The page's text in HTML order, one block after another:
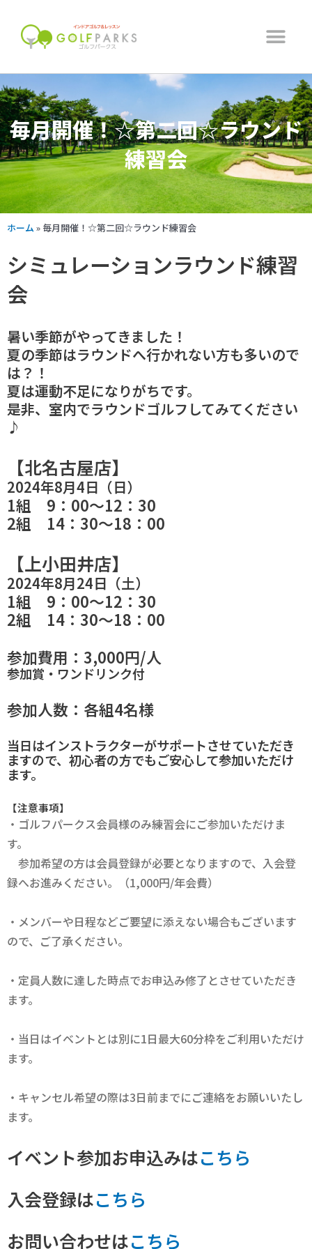
ッ
プ
メ
ニ
ー
毎月開催！☆第二回☆ラウンド
練習会
ホーム » 毎月開催！☆第二回☆ラウンド練習会
シミュレーションラウンド練習
会
暑い季節がやってきました！
夏の季節はラウンドへ行かれない方も多いので
は？！
夏は運動不足になりがちです。
是非、室内でラウンドゴルフしてみてください
♪
【北名古屋店】
2024年8月4日（日）
1組 9：00～12：30
2組 14：30～18：00
【上小田井店】
2024年8月24日（土）
1組 9：00～12：30
2組 14：30～18：00
参加費用：3,000円/人
参加賞・ワンドリンク付
参加人数：各組4名様
当日はインストラクターがサポートさせていただき
ますので、初心者の方でもご安心して参加いただけ
ます。
【注意事項】
・ゴルフパークス会員様のみ練習会にご参加いただけま
す。
参加希望の方は会員登録が必要となりますので、入会登
録へお進みください。（1,000円/年会費）
・メンバーや日程などご要望に添えない場合もございます
ので、ご了承ください。
・定員人数に達した時点でお申込み修了とさせていただき
ます。
・当日はイベントとは別に1日最大60分枠をご利用いただけ
ます。
・キャンセル希望の際は3日前までにご連絡をお願いいたし
ます。
イベント参加お申込みはこちら
入会登録はこちら
お問い合わせはこちら